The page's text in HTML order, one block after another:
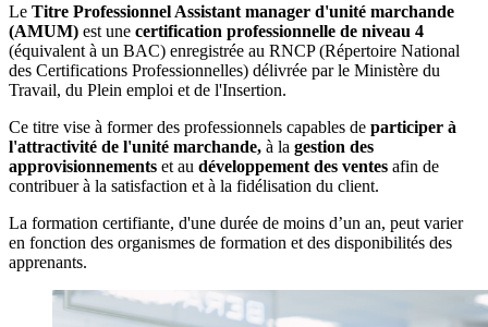
Le Titre Professionnel Assistant manager d'unité marchande
(AMUM) est une certification professionnelle de niveau 4
(équivalent à un BAC) enregistrée au RNCP (Répertoire National
des Certifications Professionnelles) délivrée par le Ministère du
Travail, du Plein emploi et de l'Insertion.
Ce titre vise à former des professionnels capables de participer à
l'attractivité de l'unité marchande, à la gestion des
approvisionnements et au développement des ventes afin de
contribuer à la satisfaction et à la fidélisation du client.
La formation certifiante, d'une durée de moins d’un an, peut varier
en fonction des organismes de formation et des disponibilités des
apprenants.